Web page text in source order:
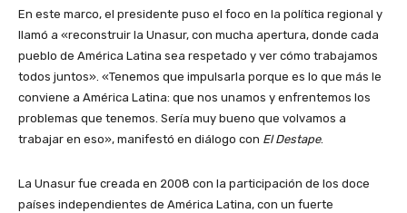
En este marco, el presidente puso el foco en la política regional y
llamó a «reconstruir la Unasur, con mucha apertura, donde cada
pueblo de América Latina sea respetado y ver cómo trabajamos
todos juntos». «Tenemos que impulsarla porque es lo que más le
conviene a América Latina: que nos unamos y enfrentemos los
problemas que tenemos. Sería muy bueno que volvamos a
trabajar en eso», manifestó en diálogo con El Destape.
La Unasur fue creada en 2008 con la participación de los doce
países independientes de América Latina, con un fuerte